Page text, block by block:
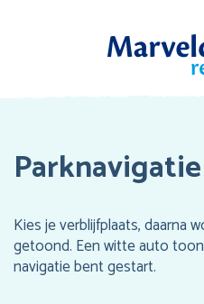
Parknavigatie
Kies je verblijfplaats, daarna
getoond. Een witte auto
navigatie bent gestart.